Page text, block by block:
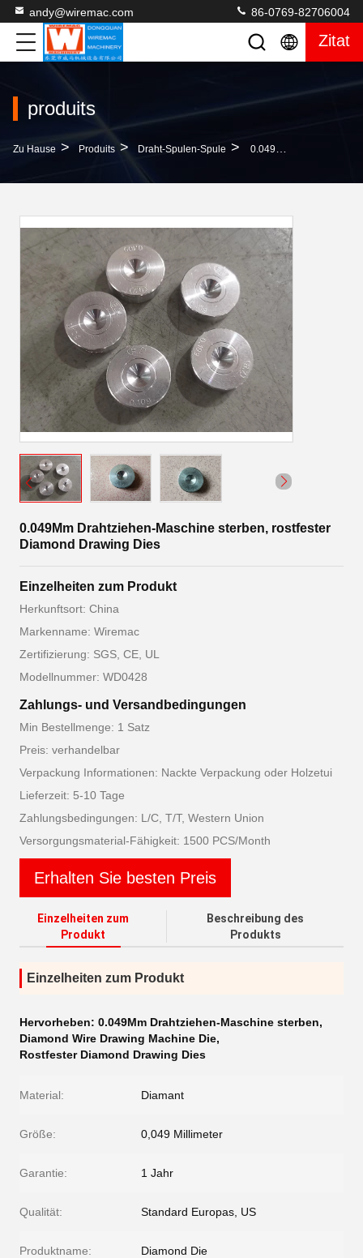
andy@wiremac.com 86-0769-82706004
Zitat
produits
Zu Hause > Produits > Draht-Spulen-Spule > 0.049Mm Drahtziehen-Maschine Sterben, Rostfester Diamond Drawing Dies
0.049Mm Drahtziehen-Maschine sterben, rostfester
Diamond Drawing Dies
Einzelheiten zum Produkt
Herkunftsort: China
Markenname: Wiremac
Zertifizierung: SGS, CE, UL
Modellnummer: WD0428
Zahlungs- und Versandbedingungen
Min Bestellmenge: 1 Satz
Preis: verhandelbar
Verpackung Informationen: Nackte Verpackung oder Holzetui
Lieferzeit: 5-10 Tage
Zahlungsbedingungen: L/C, T/T, Western Union
Versorgungsmaterial-Fähigkeit: 1500 PCS/Month
Erhalten Sie besten Preis
Einzelheiten zum
Produkt
Beschreibung des
Produkts
Einzelheiten zum Produkt
Hervorheben: 0.049Mm Drahtziehen-Maschine sterben,
Diamond Wire Drawing Machine Die,
Rostfester Diamond Drawing Dies
Material: Diamant
Größe: 0,049 Millimeter
Garantie: 1 Jahr
Qualität: Standard Europas, US
Produktname: Diamond Die